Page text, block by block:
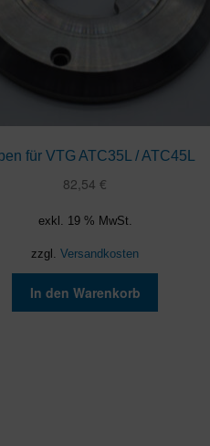
für VTG ATC35L / ATC45L
82,54€
exkl. 19 % MwSt.
zzgl.Versandkosten
In den Warenkorb